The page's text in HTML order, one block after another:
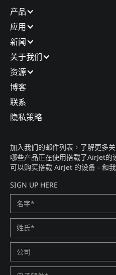
产品​
应用​
新闻​
关于我们​
资源
博客​
联系​
隐私策略​
加入我们的邮件列表，了解更多
哪些产品正在使用搭载了AirJet
可以购买搭载 AirJet 的设备 - 和
SIGN UP HERE